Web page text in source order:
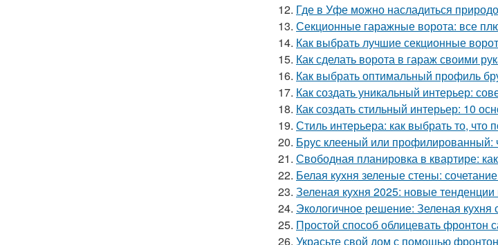
12. Где в Уфе можно насладиться
13. Секционные гаражные ворота: все
14. Как выбрать лучшие секционные
15. Как сделать ворота в гараж своими
16. Как выбрать оптимальный профиль
17. Как создать уникальный интерьер:
18. Как создать стильный интерьер: 10
19. Стиль интерьера: как выбрать то, что
20. Брус клееный или профилированный:
21. Свободная планировка в квартире:
22. Белая кухня зеленые стены:
23. Зеленая кухня 2025: новые
24. Экологичное решение: Зеленая кухня
25. Простой способ облицевать фронтон
26. Украсьте свой дом с помощью